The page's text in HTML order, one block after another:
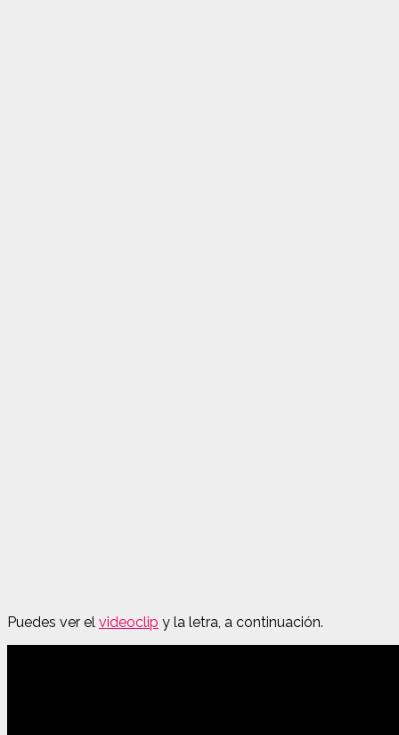
Puedes ver el videoclip y la letra, a continuación.